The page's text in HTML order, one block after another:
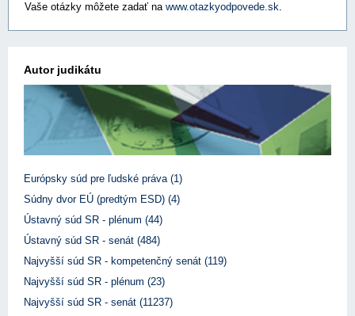
Vaše otázky môžete zadať na www.otazkyodpovede.sk.
Autor judikátu
Európsky súd pre ľudské práva (1)
Súdny dvor EÚ (predtým ESD) (4)
Ústavný súd SR - plénum (44)
Ústavný súd SR - senát (484)
Najvyšší súd SR - kompetenčný senát (119)
Najvyšší súd SR - plénum (23)
Najvyšší súd SR - senát (11237)